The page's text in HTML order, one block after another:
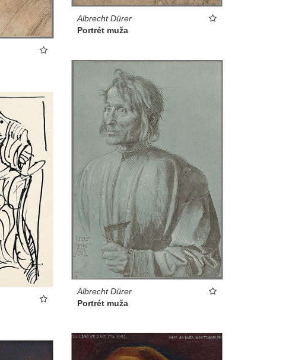
Albrecht Dürer
Portrét muža
Albrecht Dürer
Portrét muža